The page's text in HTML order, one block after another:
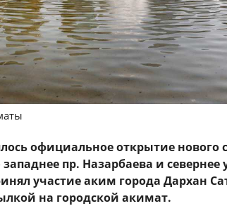
официальное открытие нового
пр. Назарбаева и севернее
участие аким города Дархан
на городской акимат.